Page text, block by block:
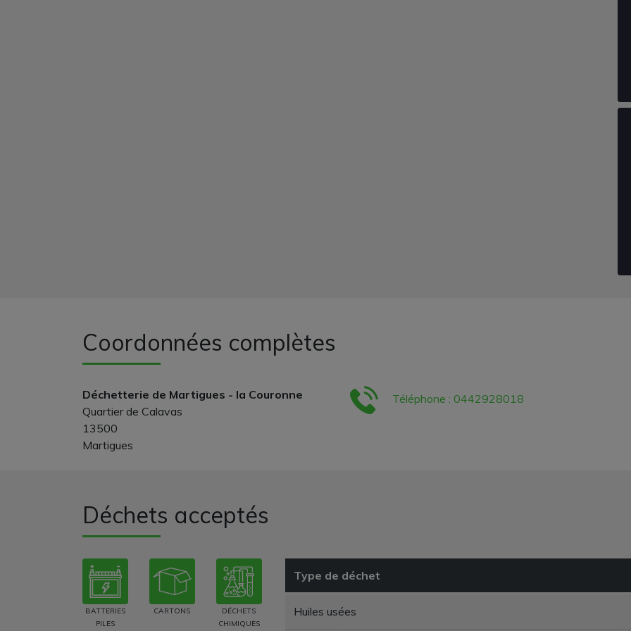
Coordonnées complètes
Déchetterie de Martigues - la Couronne
Quartier de Calavas
13500
Martigues
Téléphone : 0442928018
Déchets acceptés
BATTERIES
PILES
CARTONS
DÉCHETS
CHIMIQUES
Type de déchet
Huiles usées